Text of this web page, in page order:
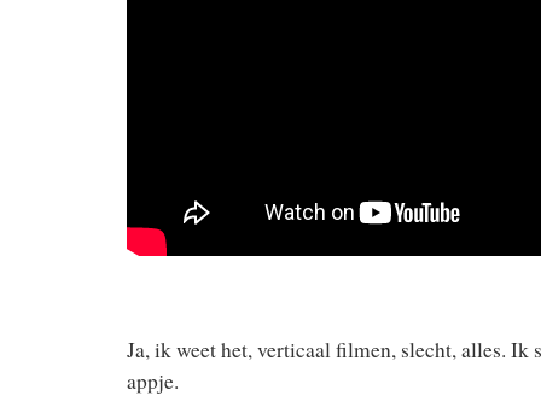
Ja, ik weet het, verticaal filmen, slecht, alles. Ik
appje.